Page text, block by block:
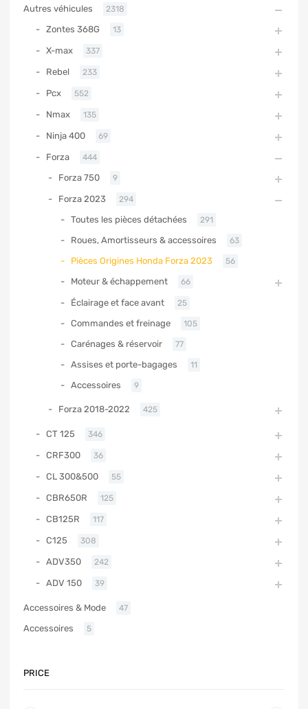
Autres véhicules 2318
Zontes 368G 13
X-max 337
Rebel 233
Pcx 552
Nmax 135
Ninja 400 69
Forza 444
Forza 750 9
Forza 2023 294
Toutes les pièces détachées 291
Roues, Amortisseurs & accessoires 63
Pièces Origines Honda Forza 2023 56
Moteur & échappement 66
Éclairage et face avant 25
Commandes et freinage 105
Carénages & réservoir 77
Assises et porte-bagages 11
Accessoires 9
Forza 2018-2022 425
CT 125 346
CRF300 36
CL 300&500 55
CBR650R 125
CB125R 117
C125 308
ADV350 242
ADV 150 39
Accessoires & Mode 47
Accessoires 5
PRICE